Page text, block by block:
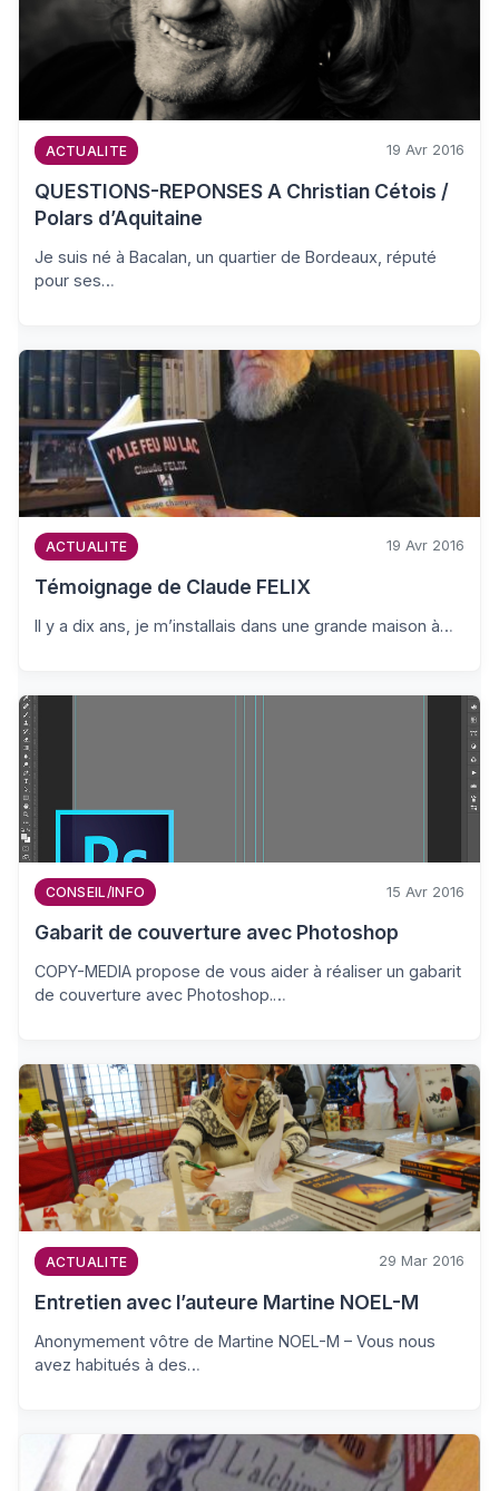
ACTUALITE 19 Avr 2016
QUESTIONS-REPONSES A Christian Cétois /
Polars d’Aquitaine
Je suis né à Bacalan, un quartier de Bordeaux, réputé
pour ses…
ACTUALITE 19 Avr 2016
Témoignage de Claude FELIX
Il y a dix ans, je m’installais dans une grande maison à…
CONSEIL/INFO 15 Avr 2016
Gabarit de couverture avec Photoshop
COPY-MEDIA propose de vous aider à réaliser un gabarit
de couverture avec Photoshop.…
ACTUALITE 29 Mar 2016
Entretien avec l’auteure Martine NOEL-M
Anonymement vôtre de Martine NOEL-M – Vous nous
avez habitués à des…